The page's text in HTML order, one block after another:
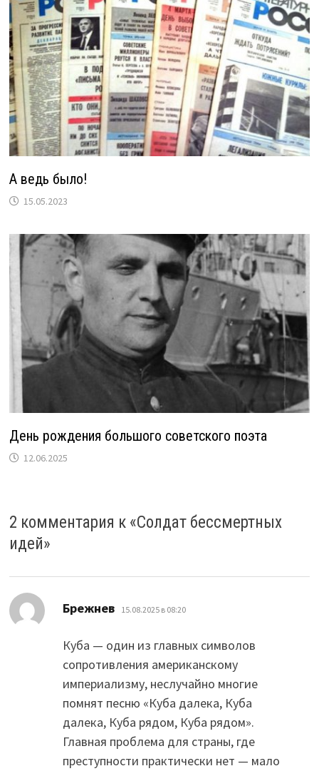
А ведь было!
15.05.2023
День рождения большого советского поэта
12.06.2025
2 комментария к «Солдат бессмертных
идей»
Брежнев: 15.08.2025 в 08:20
Куба — один из главных символов
сопротивления американскому
империализму, неслучайно многие
помнят песню «Куба далека, Куба
далека, Куба рядом, Куба рядом».
Главная проблема для страны, где
преступности практически нет — мало